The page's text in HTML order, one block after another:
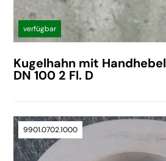
verfügbar
Kugelhahn mit Handhebel
DN 100 2 Fl. D
9901.0702.1000